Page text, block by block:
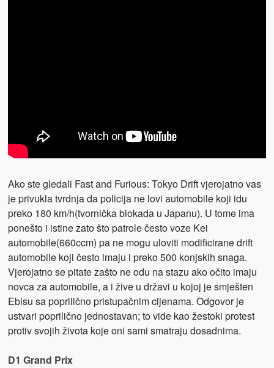
Ako ste gledali Fast and Furious: Tokyo Drift vjerojatno vas
je privukla tvrdnja da policija ne lovi automobile koji idu
preko 180 km/h(tvornička blokada u Japanu). U tome ima
ponešto i istine zato što patrole često voze Kei
automobile(660ccm) pa ne mogu uloviti modificirane drift
automobile koji često imaju i preko 500 konjskih snaga.
Vjerojatno se pitate zašto ne odu na stazu ako očito imaju
novca za automobile, a i žive u državi u kojoj je smješten
Ebisu sa poprilično pristupačnim cijenama. Odgovor je
ustvari poprilično jednostavan; to vide kao žestoki protest
protiv svojih života koje oni sami smatraju dosadnima.
D1 Grand Prix